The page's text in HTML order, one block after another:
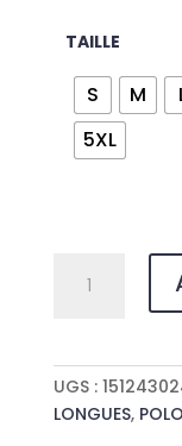
TAILLE
S M
5XL
ORIGINS
UGS :
LONGUES,